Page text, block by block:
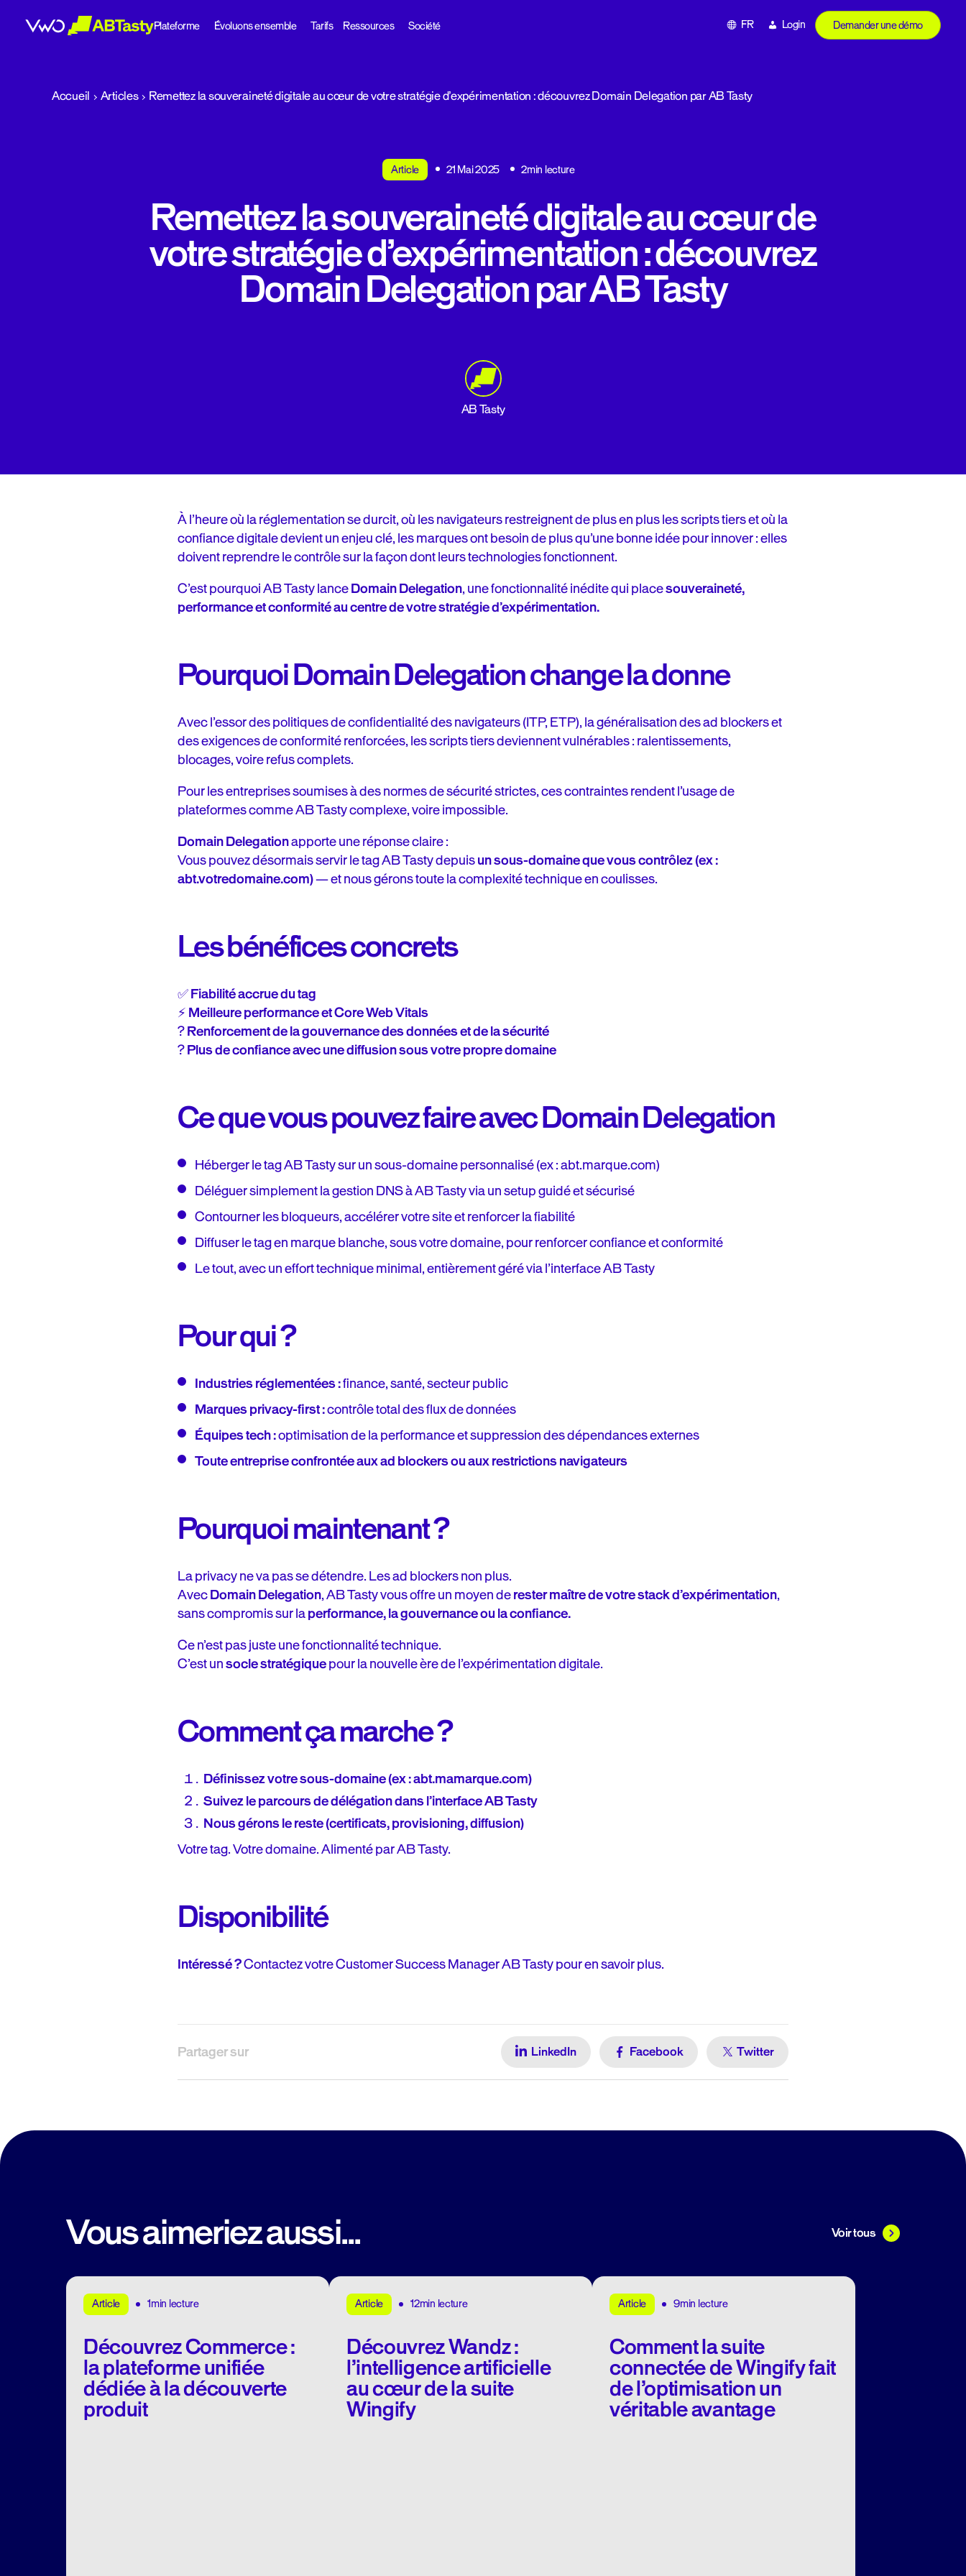
Plateforme Évoluons ensemble Tarifs Ressources Société Demander une démo
Login
FR
Accueil Articles Remettez la souveraineté digitale au cœur de votre stratégie d’expérimentation : découvrez Domain Delegation par AB Tasty
Article 21 Mai 2025 2min lecture
Remettez la souveraineté digitale au cœur de
votre stratégie d’expérimentation : découvrez
Domain Delegation par AB Tasty
AB Tasty
À l’heure où la réglementation se durcit, où les navigateurs restreignent de plus en plus les scripts tiers et où la
confiance digitale devient un enjeu clé, les marques ont besoin de plus qu’une bonne idée pour innover : elles
doivent reprendre le contrôle sur la façon dont leurs technologies fonctionnent.
C’est pourquoi AB Tasty lanceDomain Delegation, une fonctionnalité inédite qui placesouveraineté,
performance et conformité au centre de votre stratégie d’expérimentation.
Pourquoi Domain Delegation change la donne
Avec l’essor des politiques de confidentialité des navigateurs (ITP, ETP), la généralisation des ad blockers et
des exigences de conformité renforcées, les scripts tiers deviennent vulnérables : ralentissements,
blocages, voire refus complets.
Pour les entreprises soumises à des normes de sécurité strictes, ces contraintes rendent l’usage de
plateformes comme AB Tasty complexe, voire impossible.
Domain Delegationapporte une réponse claire :
Vous pouvez désormais servir le tag AB Tasty depuisun sous-domaine que vous contrôlez (ex :
abt.votredomaine.com)— et nous gérons toute la complexité technique en coulisses.
Les bénéfices concrets
✅Fiabilité accrue du tag
⚡Meilleure performance et Core Web Vitals
?Renforcement de la gouvernance des données et de la sécurité
?Plus de confiance avec une diffusion sous votre propre domaine
Ce que vous pouvez faire avec Domain Delegation
Héberger le tag AB Tasty sur un sous-domaine personnalisé (ex : abt.marque.com)
Déléguer simplement la gestion DNS à AB Tasty via un setup guidé et sécurisé
Contourner les bloqueurs, accélérer votre site et renforcer la fiabilité
Diffuser le tag en marque blanche, sous votre domaine, pour renforcer confiance et conformité
Le tout, avec un effort technique minimal, entièrement géré via l’interface AB Tasty
Pour qui ?
Industries réglementées :finance, santé, secteur public
Marques privacy-first :contrôle total des flux de données
Équipes tech :optimisation de la performance et suppression des dépendances externes
Toute entreprise confrontée aux ad blockers ou aux restrictions navigateurs
Pourquoi maintenant ?
La privacy ne va pas se détendre. Les ad blockers non plus.
AvecDomain Delegation, AB Tasty vous offre un moyen derester maître de votre stack d’expérimentation,
sans compromis sur laperformance, la gouvernance ou la confiance.
Ce n’est pas juste une fonctionnalité technique.
C’est unsocle stratégiquepour la nouvelle ère de l’expérimentation digitale.
Comment ça marche ?
Définissez votre sous-domaine (ex : abt.mamarque.com)
Suivez le parcours de délégation dans l’interface AB Tasty
Nous gérons le reste (certificats, provisioning, diffusion)
Votre tag. Votre domaine. Alimenté par AB Tasty.
Disponibilité
Intéressé ?Contactez votre Customer Success Manager AB Tasty pour en savoir plus.
Partager sur LinkedIn Facebook Twitter
Vous aimeriez aussi... Voir tous
Article 1min lecture
Découvrez Commerce :
la plateforme unifiée
dédiée à la découverte
produit
Article 12min lecture
Découvrez Wandz :
l’intelligence artificielle
au cœur de la suite
Wingify
Article 9min lecture
Comment la suite
connectée de Wingify fait
de l’optimisation un
véritable avantage